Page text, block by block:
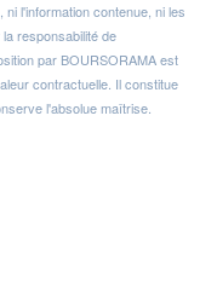
l'information contenue, ni les
responsabilité de
par BOURSORAMA est
contractuelle. Il constitue
l'absolue maîtrise.